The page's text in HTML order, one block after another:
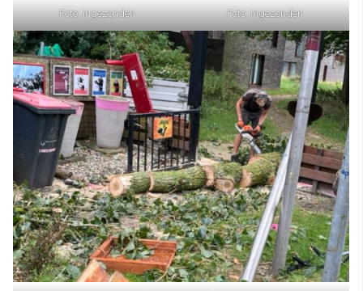
Foto: ingezonden Foto: ingezonden